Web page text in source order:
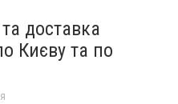
доставка
Києву та по